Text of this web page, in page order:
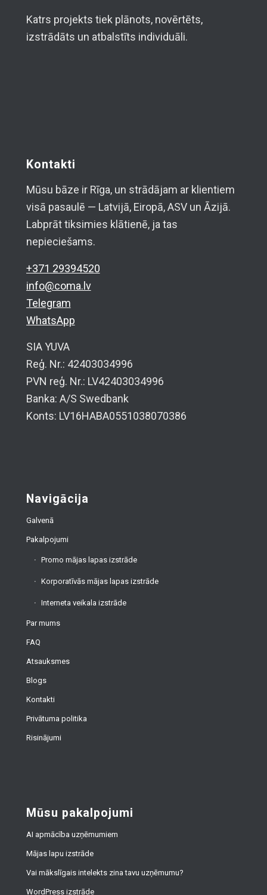
Katrs projekts tiek plānots, novērtēts,
izstrādāts un atbalstīts individuāli.
Kontakti
Mūsu bāze ir Rīga, un strādājam ar klientiem
visā pasaulē — Latvijā, Eiropā, ASV un Āzijā.
Labprāt tiksimies klātienē, ja tas
nepieciešams.
+371 29394520
info@coma.lv
Telegram
WhatsApp
SIA YUVA
Reģ. Nr.: 42403034996
PVN reģ. Nr.: LV42403034996
Banka: A/S Swedbank
Konts: LV16HABA0551038070386
Navigācija
Galvenā
Pakalpojumi
Promo mājas lapas izstrāde
Korporatīvās mājas lapas izstrāde
Interneta veikala izstrāde
Par mums
FAQ
Atsauksmes
Blogs
Kontakti
Privātuma politika
Risinājumi
Mūsu pakalpojumi
AI apmācība uzņēmumiem
Mājas lapu izstrāde
Vai mākslīgais intelekts zina tavu uzņēmumu?
WordPress izstrāde